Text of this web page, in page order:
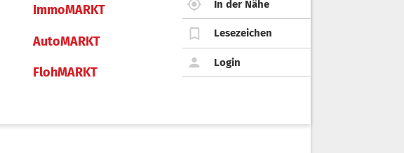
ImmoMARKT
AutoMARKT
FlohMARKT
In der Nähe
Lesezeichen
Login